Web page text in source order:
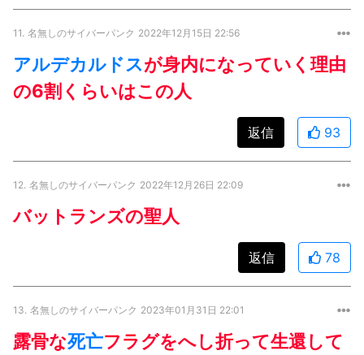
11. 名無しのサイバーパンク 2022年12月15日 22:56
アルデカルドスが身内になっていく理由
の6割くらいはこの人
返信 93
12. 名無しのサイバーパンク 2022年12月26日 22:09
バットランズの聖人
返信 78
13. 名無しのサイバーパンク 2023年01月31日 22:01
露骨な死亡フラグをへし折って生還して